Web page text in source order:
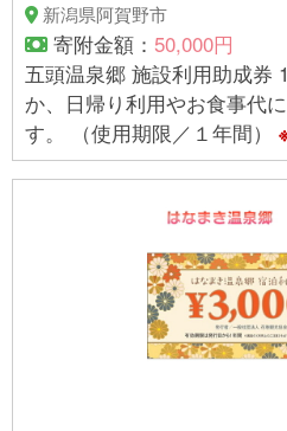
新潟県阿賀野市
寄附金額： 50,000円
五頭温泉郷 施設利用助成券
か、日帰り利用やお食事代
す。 （使用期限／１年間）
供事業者へお問合せください